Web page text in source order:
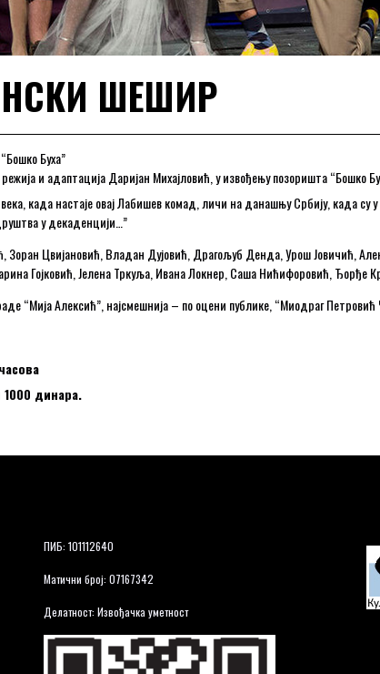
ШЕШИР
Буха”
и адаптација Даријан Михајловић, у извођењу позоришта “Бошко
када настаје овај Лабишев комад, личи на данашњу Србију, када су
у декаденцији…”
Зоран Цвијановић, Владан Дујовић, Драгољуб Денда, Урош Јовичић,
Гојковић, Јелена Тркуља, Ивана Локнер, Саша Нићифоровић, Ђорђе
“Мија Алексић”, најсмешнија – по оцени публике, “Миодраг
1000 динара.
ПИБ: 101112640
Матични број: 07167342
Делатност: Извођачка уметност